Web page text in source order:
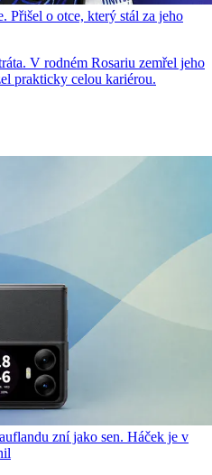
Přišel o otce, který stál za jeho
V rodném Rosariu zemřel jeho
prakticky celou kariérou.
zní jako sen. Háček je v